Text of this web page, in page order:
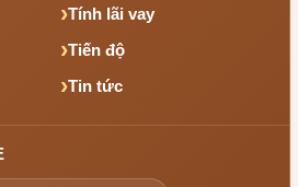
Tính lãi vay
Tiến độ
Tin tức